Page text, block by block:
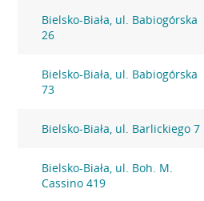
Bielsko-Biała, ul. Babiogórska
26
Bielsko-Biała, ul. Babiogórska
73
Bielsko-Biała, ul. Barlickiego 7
Bielsko-Biała, ul. Boh. M.
Cassino 419